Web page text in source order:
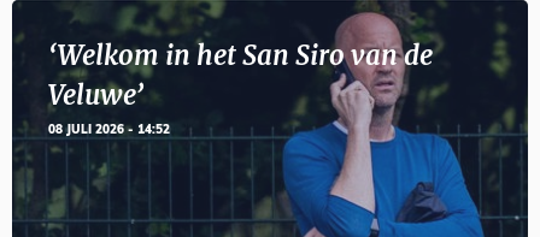
‘Welkom in het San Siro van de
Veluwe’
08 JULI 2026 - 14:52